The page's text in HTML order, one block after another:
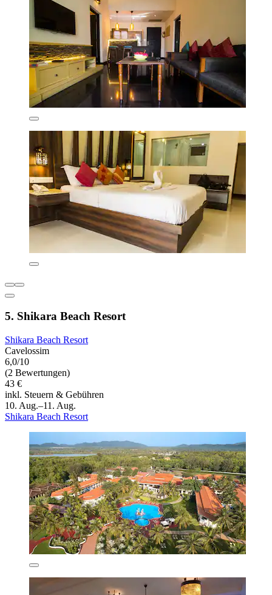
5. Shikara Beach Resort
Shikara Beach Resort
Cavelossim
6,0/10
(2 Bewertungen)
43 €
inkl. Steuern & Gebühren
10. Aug.–11. Aug.
Shikara Beach Resort